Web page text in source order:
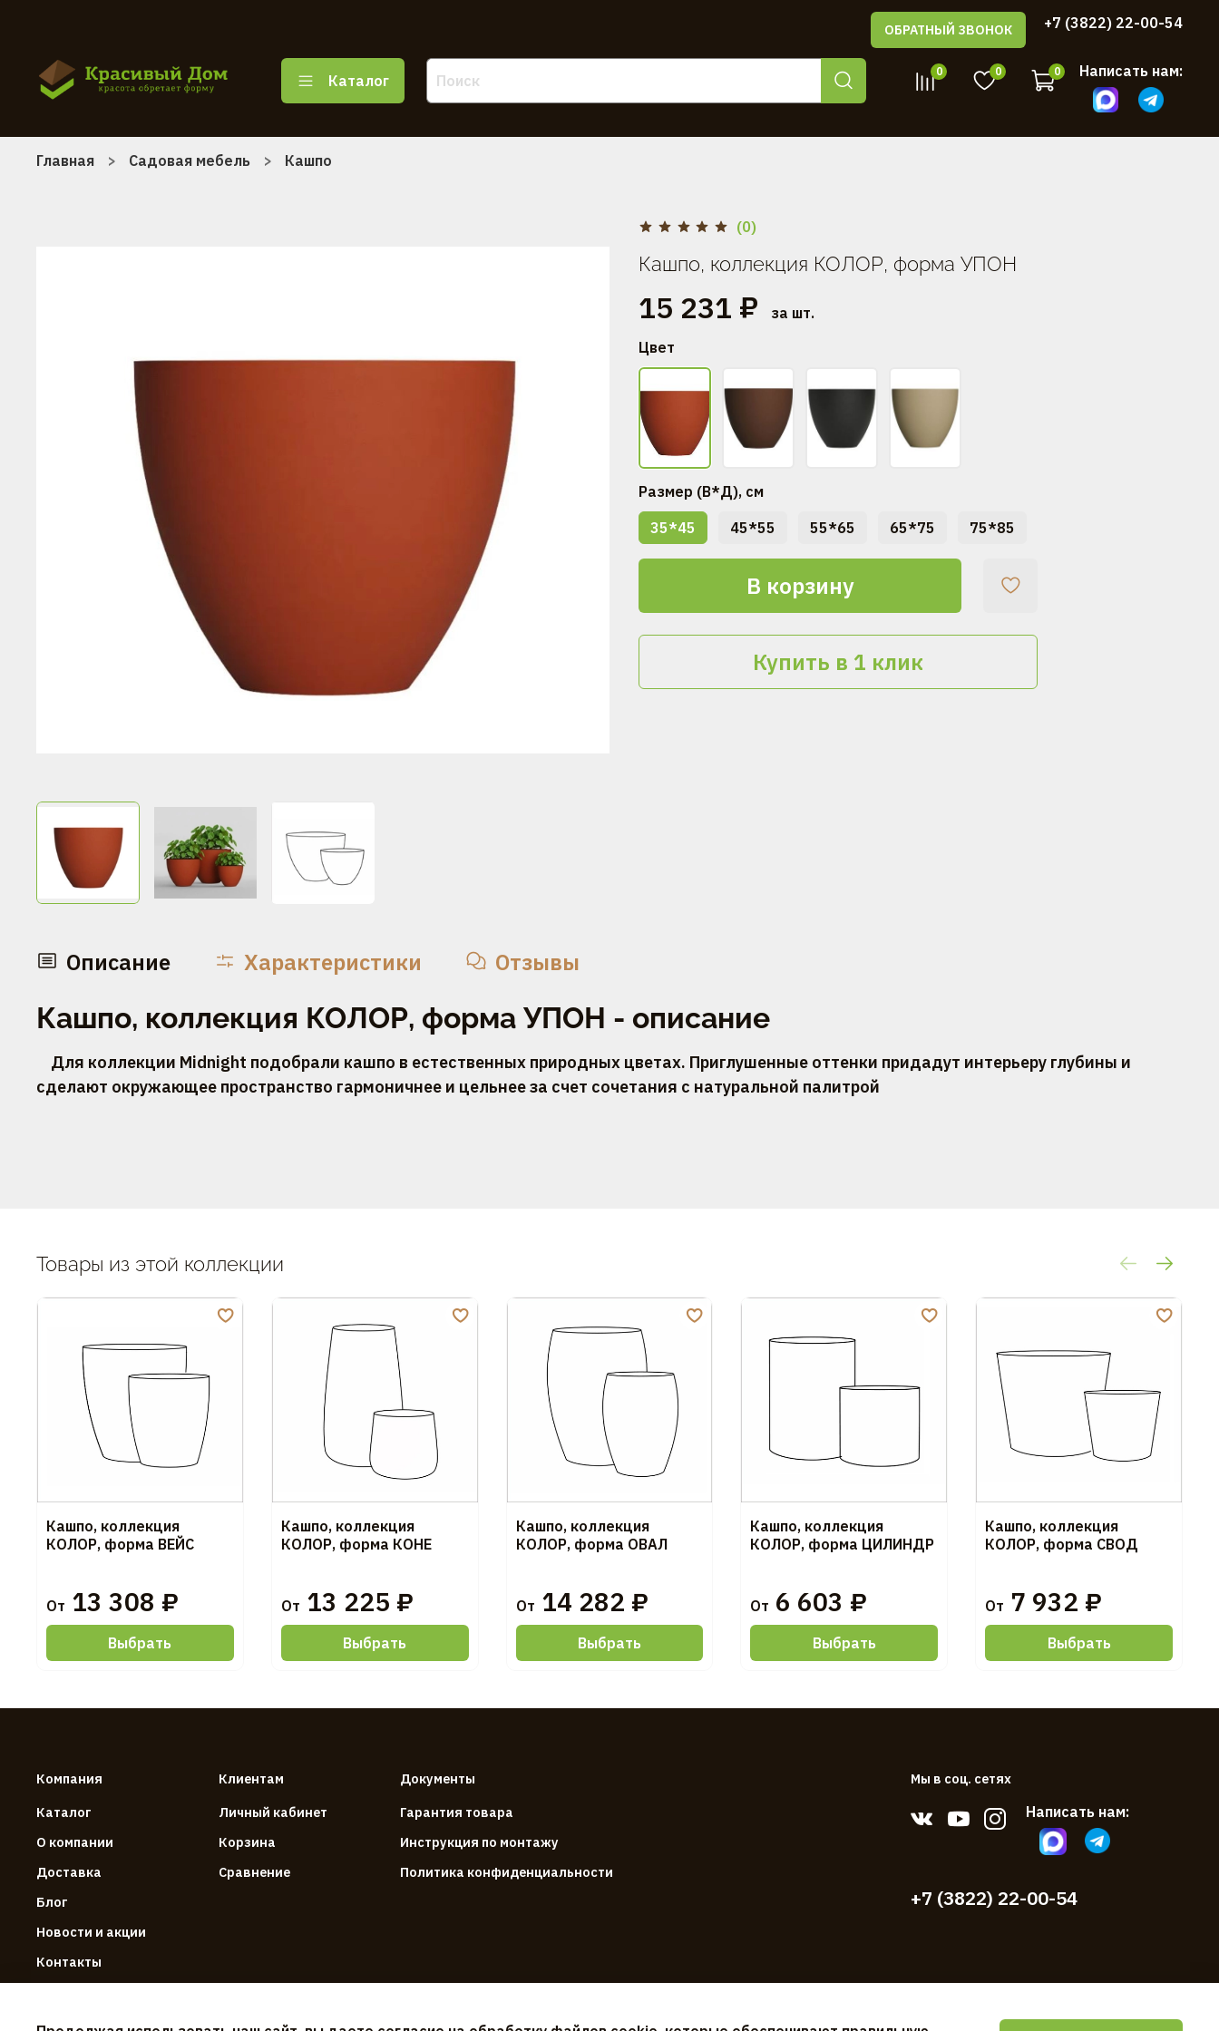
ОБРАТНЫЙ ЗВОНОК +7 (3822) 22-00-54
Каталог
0 0 0 Написать нам:
Главная Садовая мебель Кашпо
(0)
Кашпо, коллекция КОЛОР, форма УПОН
15 231 ₽ за шт.
В корзину
Купить в 1 клик
Цвет
Размер (В*Д), см
35*45 45*55 55*65 65*75 75*85
Описание Характеристики Отзывы
Кашпо, коллекция КОЛОР, форма УПОН - описание
Для коллекции Midnight подобрали кашпо в естественных природных цветах. Приглушенные оттенки придадут интерьеру глубины и
сделают окружающее пространство гармоничнее и цельнее за счет сочетания с натуральной палитрой
Товары из этой коллекции
Кашпо, коллекция
КОЛОР, форма ВЕЙС
От 13 308 ₽
Выбрать
Кашпо, коллекция
КОЛОР, форма КОНЕ
От 13 225 ₽
Выбрать
Кашпо, коллекция
КОЛОР, форма ОВАЛ
От 14 282 ₽
Выбрать
Кашпо, коллекция
КОЛОР, форма ЦИЛИНДР
От 6 603 ₽
Выбрать
Кашпо, коллекция
КОЛОР, форма СВОД
От 7 932 ₽
Выбрать
Компания
Каталог
О компании
Доставка
Блог
Новости и акции
Контакты
Клиентам
Личный кабинет
Корзина
Сравнение
Документы
Гарантия товара
Инструкция по монтажу
Политика конфиденциальности
Мы в соц. сетях
Написать нам:
+7 (3822) 22-00-54